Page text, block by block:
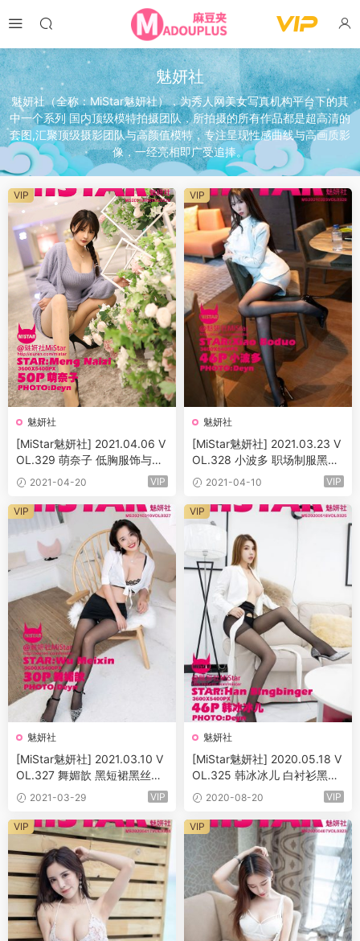
魅妍社
魅妍社（全称：MiStar魅妍社），为秀人网美女写真机构平台下的其
中一个系列 国内顶级模特拍摄团队，所拍摄的所有作品都是超高清的
套图,汇聚顶级摄影团队与高颜值模特，专注呈现性感曲线与高画质影
像，一经亮相即广受追捧。
魅妍社
[MiStar魅妍社] 2021.04.06 V
OL.329 萌奈子 低胸服饰与朦
胧肉丝 [50+1P]
2021-04-20 VIP
VIP
魅妍社
[MiStar魅妍社] 2021.03.23 V
OL.328 小波多 职场制服黑丝
OL系列 [46+1P]
2021-04-10 VIP
VIP
魅妍社
[MiStar魅妍社] 2021.03.10 V
OL.327 舞媚歆 黑短裙黑丝吊
袜 性感写真 [30+1P]
2021-03-29 VIP
VIP
魅妍社
[MiStar魅妍社] 2020.05.18 V
OL.325 韩冰冰儿 白衬衫黑丝
职场秘书LO系列 [46+1P]
2020-08-20 VIP
VIP
VIP VIP